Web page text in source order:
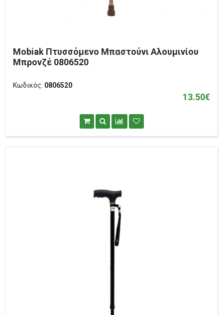
Mobiak Πτυσσόμενο Μπαστούνι Αλουμινίου
Μπρονζέ 0806520
Κωδικός: 0806520
13.50€